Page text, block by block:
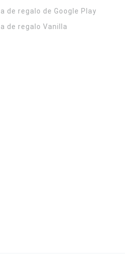
de regalo de Google Play
de regalo Vanilla